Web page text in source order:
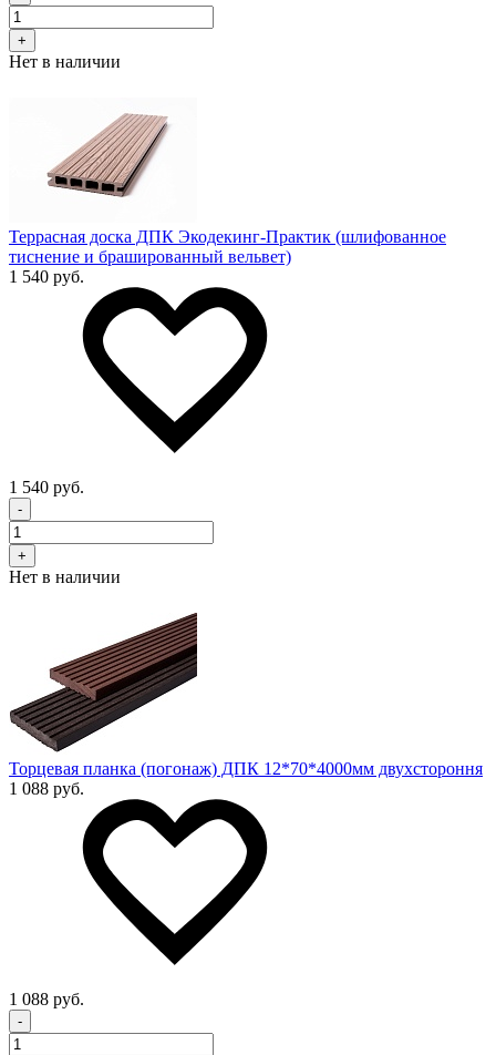
+
Нет в наличии
Террасная доска ДПК Экодекинг-Практик (шлифованное
тиснение и брашированный вельвет)
1 540 руб.
1 540 руб.
-
+
Нет в наличии
Торцевая планка (погонаж) ДПК 12*70*4000мм двухстороння
1 088 руб.
1 088 руб.
-